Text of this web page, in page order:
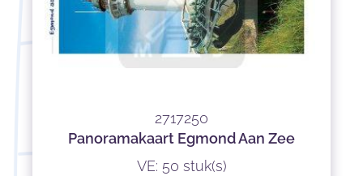
2717250
Panoramakaart Egmond Aan Zee
VE: 50 stuk(s)